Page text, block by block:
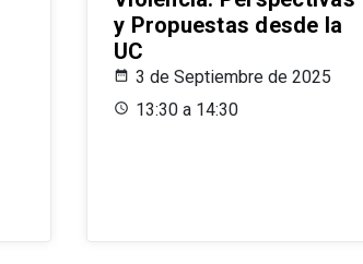
y Propuestas desde la
UC
3 de Septiembre de 2025
13:30 a 14:30